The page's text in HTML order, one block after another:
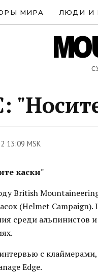
МИРА ЛЮДИ И
13:09 MSK
каски"
British
(Helmet Campaign).
среди альпинистов
с
Edge.